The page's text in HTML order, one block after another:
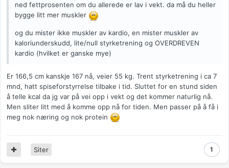
ned fettprosenten om du allerede er lav i vekt. da må du heller
bygge litt mer muskler
og du mister ikke muskler av kardio, en mister muskler av
kaloriunderskudd, lite/null styrketrening og OVERDREVEN
kardio (hvilket er ganske mye)
Er 166,5 cm kanskje 167 nå, veier 55 kg. Trent styrketrening i ca 7
mnd, hatt spiseforstyrrelse tilbake i tid. Sluttet for en stund siden
å telle kcal da jg var på vei opp i vekt og det kommer naturlig nå.
Men sliter litt med å komme opp nå for tiden. Men passer på å få i
meg nok næring og nok protein
1
Siter